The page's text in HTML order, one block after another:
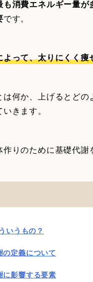
も消費エネルギー量
です。
って、太りにくく
何か、上げるとど
きます。
りのために基礎代謝
いうもの？
の定義について
に影響する要素